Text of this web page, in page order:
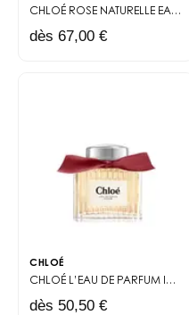
CHLOÉ ROSE NATURELLE EAU DE PARFUM
dès 67,00 €
CHLOÉ
CHLOÉ L’EAU DE PARFUM INTENSE
dès 50,50 €